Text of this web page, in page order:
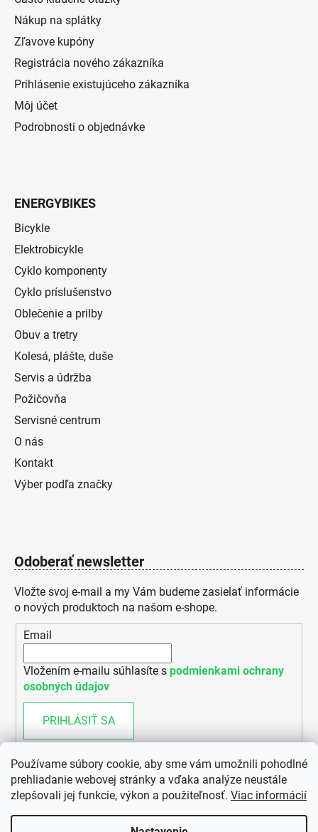
Používame súbory cookie, aby sme vám umožnili pohodlné
prehliadanie webovej stránky a vďaka analýze neustále
zlepšovali jej funkcie, výkon a použiteľnosť. Viac informácií
Nákup na splátky
Zľavove kupóny
Registrácia nového zákazníka
Prihlásenie existujúceho zákazníka
Môj účet
Podrobnosti o objednávke
ENERGYBIKES
Bicykle
Elektrobicykle
Cyklo komponenty
Cyklo príslušenstvo
Oblečenie a prilby
Obuv a tretry
Kolesá, plášte, duše
Servis a údržba
Požičovňa
Servisné centrum
O nás
Kontakt
Výber podľa značky
Odoberať newsletter
Vložte svoj e-mail a my Vám budeme zasielať informácie
o nových produktoch na našom e-shope.
Email
Vložením e-mailu súhlasíte s podmienkami ochrany
osobných údajov
PRIHLÁSIŤ SA